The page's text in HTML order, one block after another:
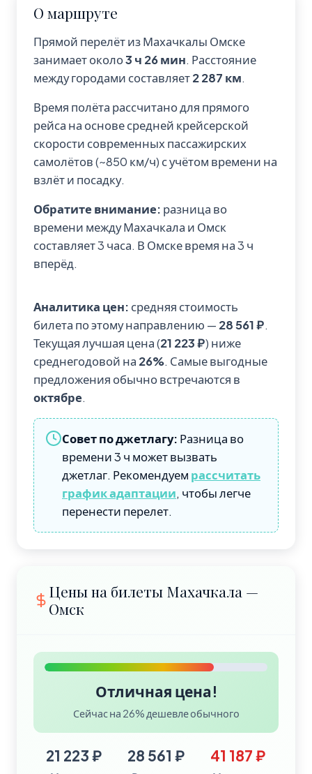
О маршруте
Прямой перелёт из Махачкалы Омске
занимает около3 ч 26 мин. Расстояние
между городами составляет2 287 км.
Время полёта рассчитано для прямого
рейса на основе средней крейсерской
скорости современных пассажирских
самолётов (~850 км/ч) с учётом времени на
взлёт и посадку.
Обратите внимание: разница во
времени между Махачкала и Омск
составляет 3 часа. В Омске время на 3 ч
вперёд.
Аналитика цен: средняя стоимость
билета по этому направлению — 28 561 ₽.
Текущая лучшая цена (21 223 ₽) ниже
среднегодовой на 26%. Самые выгодные
предложения обычно встречаются в
октябре.
Совет по джетлагу: Разница во
времени 3 ч может вызвать
джетлаг. Рекомендуем рассчитать
график адаптации, чтобы легче
перенести перелет.
Цены на билеты Махачкала —
Омск
Отличная цена!
Сейчас на 26% дешевле обычного
21 223 ₽ 28 561 ₽ 41 187 ₽